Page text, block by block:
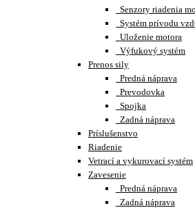
Senzory riadenia
Systém prívodu
Uloženie motora
Výfukový systém
Prenos sily
Predná náprava
Prevodovka
Spojka
Zadná náprava
Príslušenstvo
Riadenie
Vetrací a vykurovací systém
Zavesenie
Predná náprava
Zadná náprava